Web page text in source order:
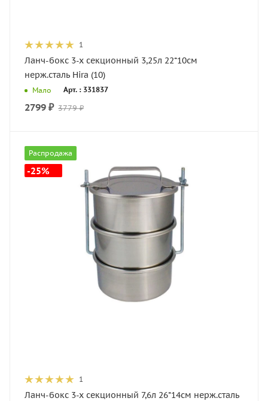
1
Ланч-бокс 3-х секционный 3,25л 22*10см
нерж.сталь Hira (10)
Мало Арт. : 331837
2799 ₽ 3779 ₽
Распродажа
-25%
1
Ланч-бокс 3-х секционный 7,6л 26*14см нерж.сталь